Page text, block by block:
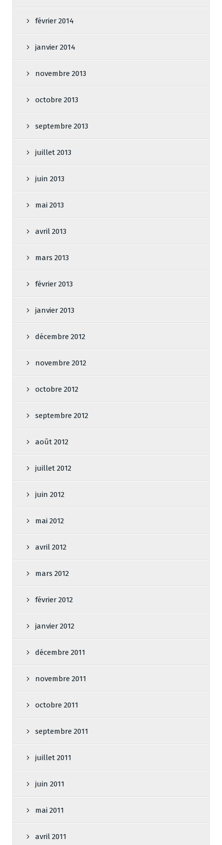
février 2014
janvier 2014
novembre 2013
octobre 2013
septembre 2013
juillet 2013
juin 2013
mai 2013
avril 2013
mars 2013
février 2013
janvier 2013
décembre 2012
novembre 2012
octobre 2012
septembre 2012
août 2012
juillet 2012
juin 2012
mai 2012
avril 2012
mars 2012
février 2012
janvier 2012
décembre 2011
novembre 2011
octobre 2011
septembre 2011
juillet 2011
juin 2011
mai 2011
avril 2011